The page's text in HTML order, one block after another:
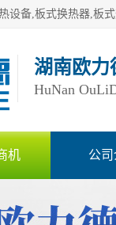
湖南欧力
HuNan
机 公